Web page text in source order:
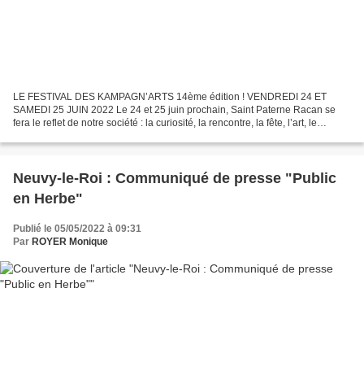
LE FESTIVAL DES KAMPAGN’ARTS 14ème édition ! VENDREDI 24 ET
SAMEDI 25 JUIN 2022 Le 24 et 25 juin prochain, Saint Paterne Racan se
fera le reflet de notre société : la curiosité, la rencontre, la fête, l’art, le
Neuvy-le-Roi : Communiqué de presse "Public
en Herbe"
Publié le 05/05/2022 à 09:31
Par ROYER Monique